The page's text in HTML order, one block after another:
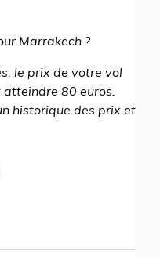
Marrakech ?
le prix de votre vol
80 euros.
historique des prix et